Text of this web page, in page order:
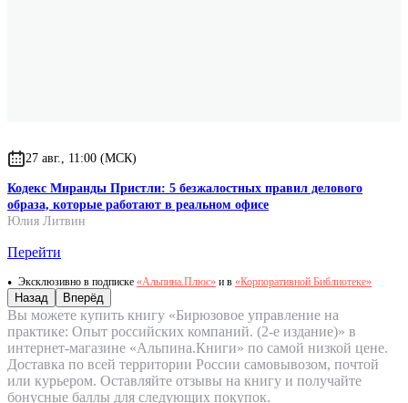
27 авг., 11:00 (МСК)
Кодекс Миранды Пристли: 5 безжалостных правил делового
образа, которые работают в реальном офисе
Юлия Литвин
Перейти
Эксклюзивно в подписке «Альпина.Плюс» и в «Корпоративной Библиотеке»
Назад Вперёд
Вы можете купить книгу «Бирюзовое управление на
практике: Опыт российских компаний. (2-е издание)» в
интернет-магазине «Альпина.Книги» по самой низкой цене.
Доставка по всей территории России самовывозом, почтой
или курьером. Оставляйте отзывы на книгу и получайте
бонусные баллы для следующих покупок.